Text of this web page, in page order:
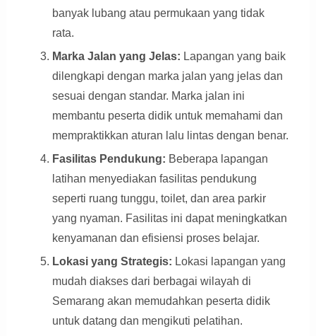
banyak lubang atau permukaan yang tidak
rata.
Marka Jalan yang Jelas: Lapangan yang baik
dilengkapi dengan marka jalan yang jelas dan
sesuai dengan standar. Marka jalan ini
membantu peserta didik untuk memahami dan
mempraktikkan aturan lalu lintas dengan benar.
Fasilitas Pendukung: Beberapa lapangan
latihan menyediakan fasilitas pendukung
seperti ruang tunggu, toilet, dan area parkir
yang nyaman. Fasilitas ini dapat meningkatkan
kenyamanan dan efisiensi proses belajar.
Lokasi yang Strategis: Lokasi lapangan yang
mudah diakses dari berbagai wilayah di
Semarang akan memudahkan peserta didik
untuk datang dan mengikuti pelatihan.